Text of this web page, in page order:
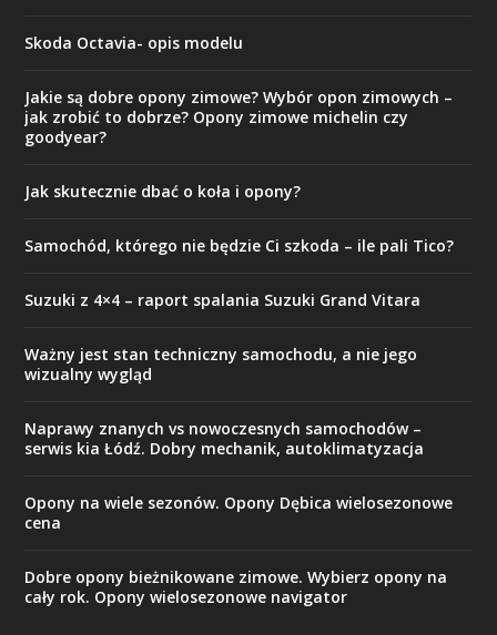
Skoda Octavia- opis modelu
Jakie są dobre opony zimowe? Wybór opon zimowych –
jak zrobić to dobrze? Opony zimowe michelin czy
goodyear?
Jak skutecznie dbać o koła i opony?
Samochód, którego nie będzie Ci szkoda – ile pali Tico?
Suzuki z 4×4 – raport spalania Suzuki Grand Vitara
Ważny jest stan techniczny samochodu, a nie jego
wizualny wygląd
Naprawy znanych vs nowoczesnych samochodów –
serwis kia Łódź. Dobry mechanik, autoklimatyzacja
Opony na wiele sezonów. Opony Dębica wielosezonowe
cena
Dobre opony bieżnikowane zimowe. Wybierz opony na
cały rok. Opony wielosezonowe navigator